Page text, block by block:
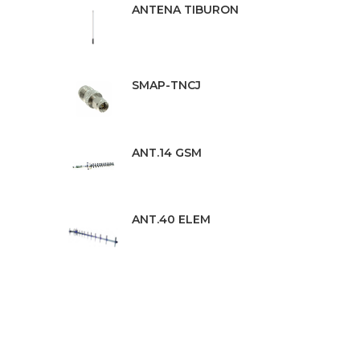
ANTENA TIBURON
SMAP-TNCJ
ANT.14 GSM
ANT.40 ELEM